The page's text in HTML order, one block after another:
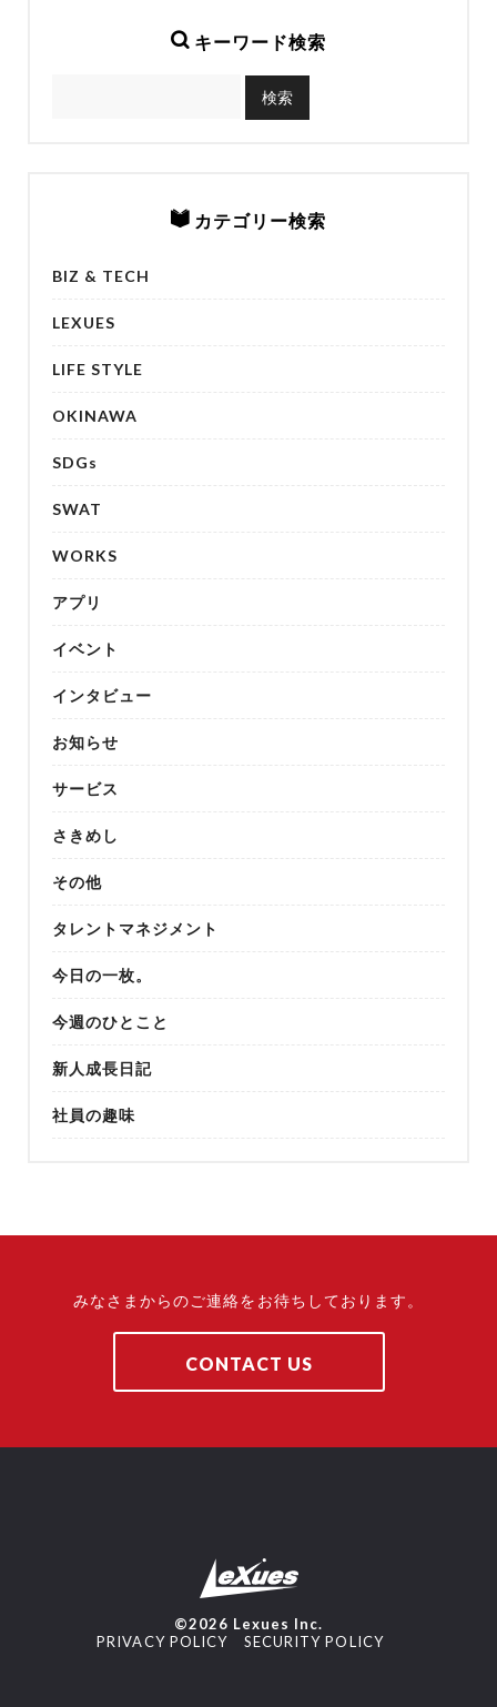
キーワード検索
カテゴリー検索
BIZ & TECH
LEXUES
LIFE STYLE
OKINAWA
SDGs
SWAT
WORKS
アプリ
イベント
インタビュー
お知らせ
サービス
さきめし
その他
タレントマネジメント
今日の一枚。
今週のひとこと
新人成長日記
社員の趣味
みなさまからのご連絡をお待ちしております。
CONTACT US
©2026 Lexues Inc.
PRIVACY POLICY
SECURITY POLICY